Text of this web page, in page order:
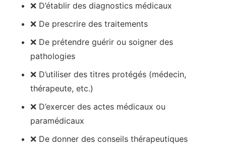
❌ D’établir des diagnostics médicaux
❌ De prescrire des traitements
❌ De prétendre guérir ou soigner des
pathologies
❌ D’utiliser des titres protégés (médecin,
thérapeute, etc.)
❌ D’exercer des actes médicaux ou
paramédicaux
❌ De donner des conseils thérapeutiques